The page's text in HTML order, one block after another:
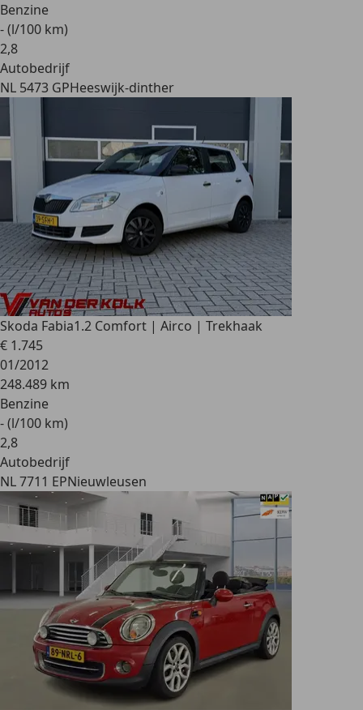
Benzine
- (l/100 km)
2,8
Autobedrijf
NL 5473 GPHeeswijk-dinther
Skoda Fabia1.2 Comfort | Airco | Trekhaak
€ 1.745
01/2012
248.489 km
Benzine
- (l/100 km)
2,8
Autobedrijf
NL 7711 EPNieuwleusen